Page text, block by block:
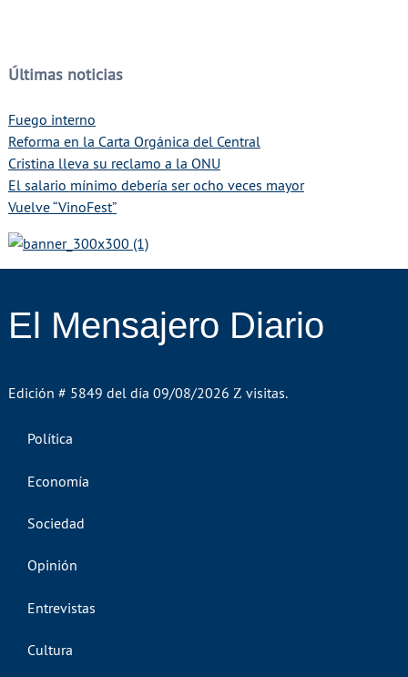
Últimas noticias
Fuego interno
Reforma en la Carta Orgánica del Central
Cristina lleva su reclamo a la ONU
El salario mínimo debería ser ocho veces mayor
Vuelve “VinoFest”
El Mensajero Diario
Edición # 5849 del día 09/08/2026 visitas.
Política
Economía
Sociedad
Opinión
Entrevistas
Cultura